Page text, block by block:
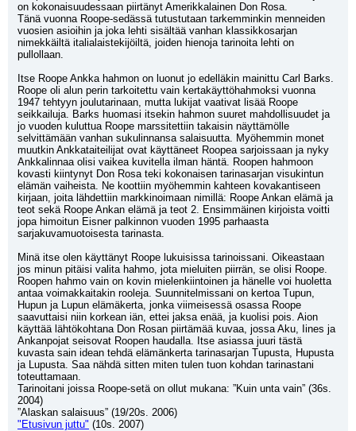
on kokonaisuudessaan piirtänyt Amerikkalainen Don Rosa.
Tänä vuonna Roope-sedässä tutustutaan tarkemminkin menneiden
vuosien asioihin ja joka lehti sisältää vanhan klassikkosarjan
nimekkäiltä italialaistekijöiltä, joiden hienoja tarinoita lehti on
pullollaan.
Itse Roope Ankka hahmon on luonut jo edelläkin mainittu Carl Barks.
Roope oli alun perin tarkoitettu vain kertakäyttöhahmoksi vuonna
1947 tehtyyn joulutarinaan, mutta lukijat vaativat lisää Roope
seikkailuja. Barks huomasi itsekin hahmon suuret mahdollisuudet ja
jo vuoden kuluttua Roope marssitettiin takaisin näyttämölle
selvittämään vanhan sukulinnansa salaisuutta. Myöhemmin monet
muutkin Ankkataiteilijat ovat käyttäneet Roopea sarjoissaan ja nyky
Ankkalinnaa olisi vaikea kuvitella ilman häntä. Roopen hahmoon
kovasti kiintynyt Don Rosa teki kokonaisen tarinasarjan visukintun
elämän vaiheista. Ne koottiin myöhemmin kahteen kovakantiseen
kirjaan, joita lähdettiin markkinoimaan nimillä: Roope Ankan elämä ja
teot sekä Roope Ankan elämä ja teot 2. Ensimmäinen kirjoista voitti
jopa himoitun Eisner palkinnon vuoden 1995 parhaasta
sarjakuvamuotoisesta tarinasta.
Minä itse olen käyttänyt Roope lukuisissa tarinoissani. Oikeastaan
jos minun pitäisi valita hahmo, jota mieluiten piirrän, se olisi Roope.
Roopen hahmo vain on kovin mielenkiintoinen ja hänelle voi huoletta
antaa voimakkaitakin rooleja. Suunnitelmissani on kertoa Tupun,
Hupun ja Lupun elämäkerta, jonka viimeisessä osassa Roope
saavuttaisi niin korkean iän, ettei jaksa enää, ja kuolisi pois. Aion
käyttää lähtökohtana Don Rosan piirtämää kuvaa, jossa Aku, Iines ja
Ankanpojat seisovat Roopen haudalla. Itse asiassa juuri tästä
kuvasta sain idean tehdä elämänkerta tarinasarjan Tupusta, Hupusta
ja Lupusta. Saa nähdä sitten miten tulen tuon kohdan tarinastani
toteuttamaan.
Tarinoitani joissa Roope-setä on ollut mukana: ”Kuin unta vain” (36s.
2004)
”Alaskan salaisuus” (19/20s. 2006)
"Etusivun juttu" (10s. 2007)